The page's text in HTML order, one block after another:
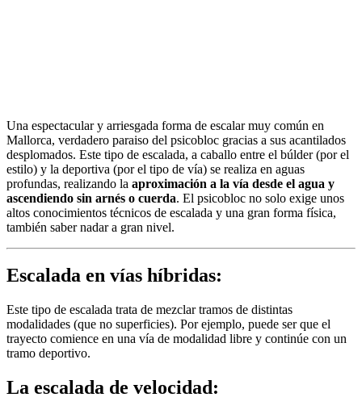
Una espectacular y arriesgada forma de escalar muy común en
Mallorca, verdadero paraiso del psicobloc gracias a sus acantilados
desplomados. Este tipo de escalada, a caballo entre el búlder (por el
estilo) y la deportiva (por el tipo de vía) se realiza en aguas
profundas, realizando la aproximación a la vía desde el agua y
ascendiendo sin arnés o cuerda. El psicobloc no solo exige unos
altos conocimientos técnicos de escalada y una gran forma física,
también saber nadar a gran nivel.
Escalada en vías híbridas:
Este tipo de escalada trata de mezclar tramos de distintas
modalidades (que no superficies). Por ejemplo, puede ser que el
trayecto comience en una vía de modalidad libre y continúe con un
tramo deportivo.
La escalada de velocidad: